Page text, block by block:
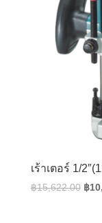
เร้าเตอร์ 1/
฿15,622.00 ฿